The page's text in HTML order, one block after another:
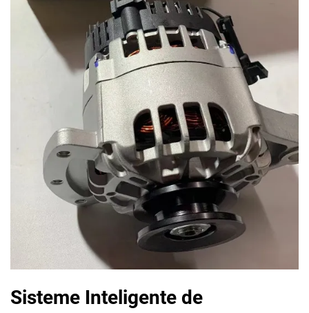
Sisteme Inteligente de